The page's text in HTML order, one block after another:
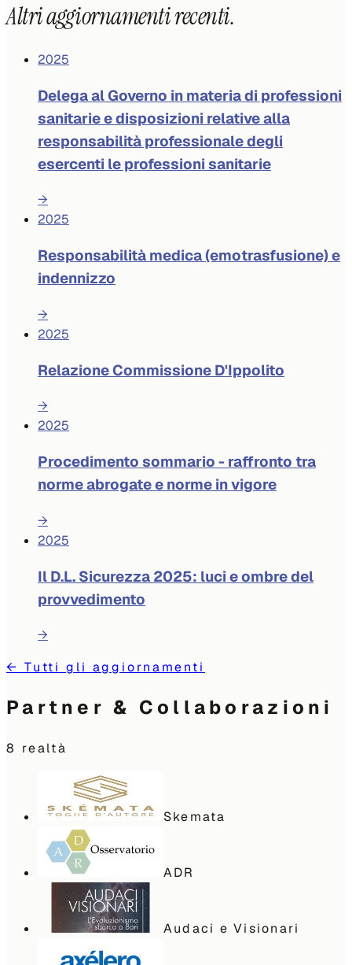
Altri aggiornamenti recenti.
2025
Delega al Governo in materia di professioni
sanitarie e disposizioni relative alla
responsabilità professionale degli
esercenti le professioni sanitarie
→
2025
Responsabilità medica (emotrasfusione) e
indennizzo
→
2025
Relazione Commissione D'Ippolito
→
2025
Procedimento sommario - raffronto tra
norme abrogate e norme in vigore
→
2025
Il D.L. Sicurezza 2025: luci e ombre del
provvedimento
→
← Tutti gli aggiornamenti
Partner & Collaborazioni
8 realtà
Skemata
ADR
Audaci e Visionari